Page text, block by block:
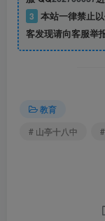
3 本站一律禁止
客发现请向客服举
教育
# 山亭十八中